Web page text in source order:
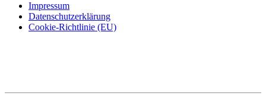
Impressum
Datenschutzerklärung
Cookie-Richtlinie (EU)